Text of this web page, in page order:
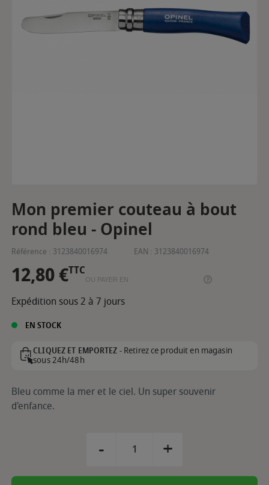
Mon premier couteau à bout
rond bleu - Opinel
Référence : 3123840016974 EAN : 3123840016974
12,80 €TTC
OU PAYER EN
Expédition sous 2 à 7 jours
EN STOCK
CLIQUEZ ET EMPORTEZ -Retirez ce produit en magasin
sous 24h/48h
Bleu comme la mer et le ciel. Un super souvenir
d'enfance.
- +